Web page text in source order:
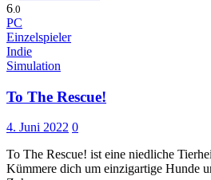
6 .0
PC
Einzelspieler
Indie
Simulation
To The Rescue!
4. Juni 2022 0
To The Rescue! ist eine niedliche
Kümmere dich um einzigartige Hunde